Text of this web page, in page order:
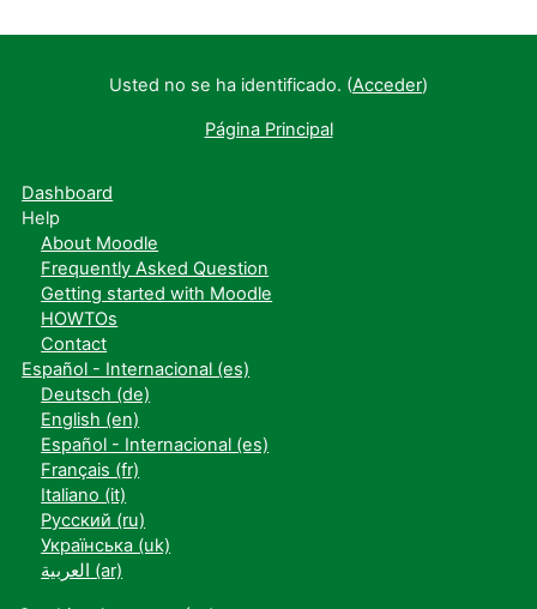
Usted no se ha identificado. (Acceder)
Página Principal
Dashboard
Help
About Moodle
Frequently Asked Question
Getting started with Moodle
HOWTOs
Contact
Español - Internacional ‎(es)‎
Deutsch ‎(de)‎
English ‎(en)‎
Español - Internacional ‎(es)‎
Français ‎(fr)‎
Italiano ‎(it)‎
Русский ‎(ru)‎
Українська ‎(uk)‎
العربية ‎(ar)‎